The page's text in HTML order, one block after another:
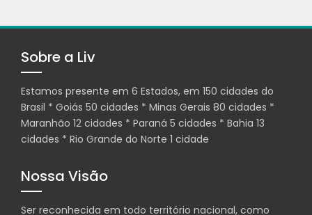
Sobre a Liv
Estamos presente em 6 Estados, em 150 cidades do
Brasil * Goiás 50 cidades * Minas Gerais 80 cidades *
Maranhão 12 cidades * Paraná 5 cidades * Bahia 13
cidades * Rio Grande do Norte 1 cidade
Nossa Visão
Ser reconhecida em todo território nacional, como